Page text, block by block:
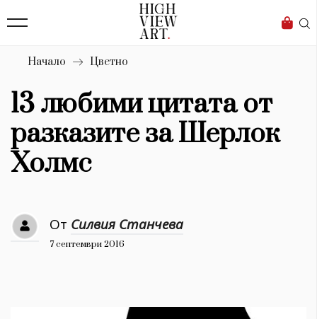
Бизнес
Мода
Dialogue
Изкуство
4340
Дизайн
Начало Цветно
13 любими цитата от
разказите за Шерлок
Холмс
От Силвия Станчева
7 септември 2016